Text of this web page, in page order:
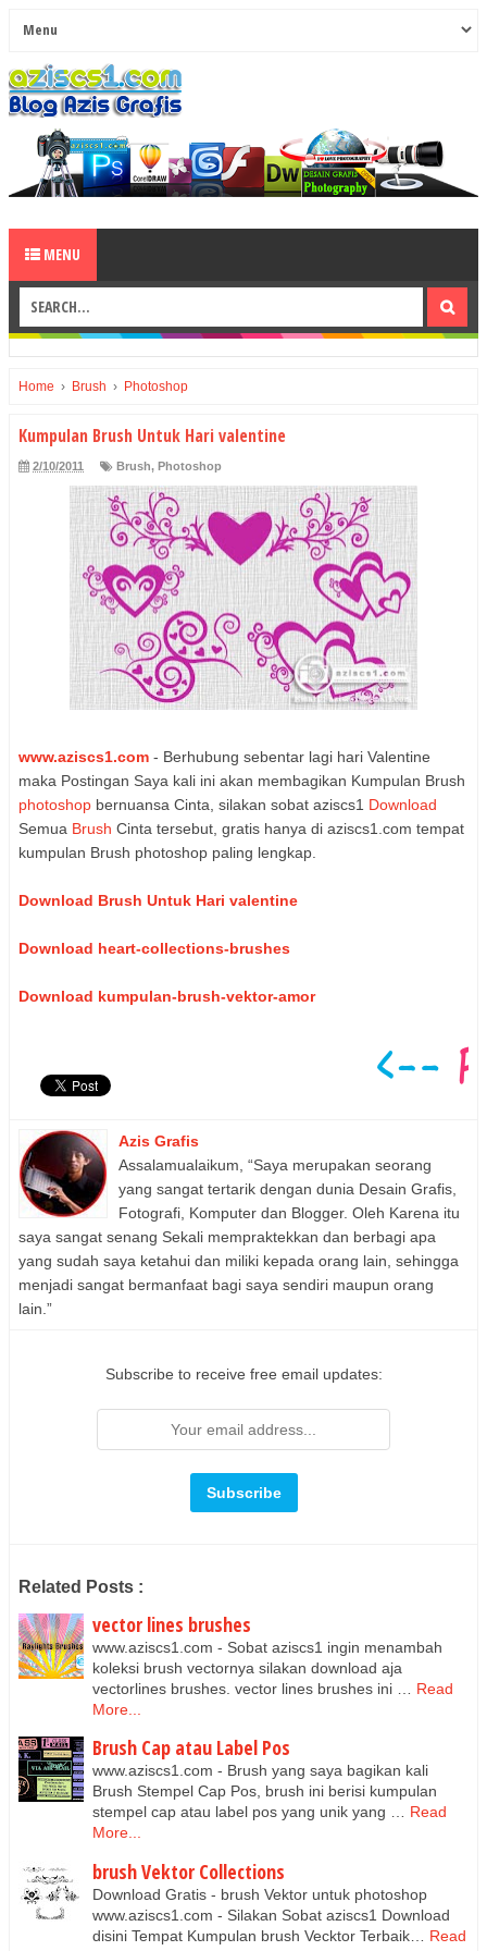
MENU
Home › Brush › Photoshop
Kumpulan Brush Untuk Hari valentine
2/10/2011 Brush, Photoshop
www.aziscs1.com - Berhubung sebentar lagi hari Valentine
maka Postingan Saya kali ini akan membagikan Kumpulan Brush
photoshop bernuansa Cinta, silakan sobat aziscs1 Download
Semua Brush Cinta tersebut, gratis hanya di aziscs1.com tempat
kumpulan Brush photoshop paling lengkap.
Download Brush Untuk Hari valentine
Download heart-collections-brushes
Download kumpulan-brush-vektor-amor
Azis Grafis
Assalamualaikum, “Saya merupakan seorang
yang sangat tertarik dengan dunia Desain Grafis,
Fotografi, Komputer dan Blogger. Oleh Karena itu
saya sangat senang Sekali mempraktekkan dan berbagi apa
yang sudah saya ketahui dan miliki kepada orang lain, sehingga
menjadi sangat bermanfaat bagi saya sendiri maupun orang
lain.”
Subscribe to receive free email updates:
Related Posts :
vector lines brushes
www.aziscs1.com - Sobat aziscs1 ingin menambah
koleksi brush vectornya silakan download aja
vectorlines brushes. vector lines brushes ini …
Read
More...
Brush Cap atau Label Pos
www.aziscs1.com - Brush yang saya bagikan kali
Brush Stempel Cap Pos, brush ini berisi kumpulan
stempel cap atau label pos yang unik yang …
Read
More...
brush Vektor Collections
Download Gratis - brush Vektor untuk photoshop
www.aziscs1.com - Silakan Sobat aziscs1 Download
disini Tempat Kumpulan brush Vecktor Terbaik…
Read